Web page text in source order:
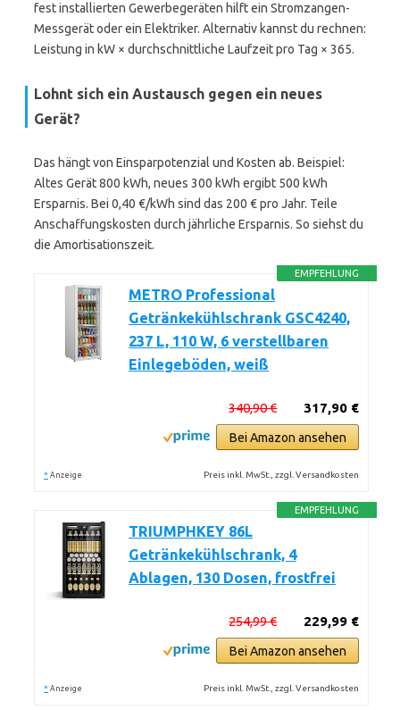
fest installierten Gewerbegeräten hilft ein Stromzangen-
Messgerät oder ein Elektriker. Alternativ kannst du rechnen:
Leistung in kW × durchschnittliche Laufzeit pro Tag × 365.
Lohnt sich ein Austausch gegen ein neues
Gerät?
Das hängt von Einsparpotenzial und Kosten ab. Beispiel:
Altes Gerät 800 kWh, neues 300 kWh ergibt 500 kWh
Ersparnis. Bei 0,40 €/kWh sind das 200 € pro Jahr. Teile
Anschaffungskosten durch jährliche Ersparnis. So siehst du
die Amortisationszeit.
EMPFEHLUNG
METRO Professional
Getränkekühlschrank GSC4240,
237 L, 110 W, 6 verstellbaren
Einlegeböden, weiß
317,90 €
340,90 €
Bei Amazon ansehen
* Anzeige Preis inkl. MwSt., zzgl. Versandkosten
EMPFEHLUNG
TRIUMPHKEY 86L
Getränkekühlschrank, 4
Ablagen, 130 Dosen, frostfrei
229,99 €
254,99 €
Bei Amazon ansehen
* Anzeige Preis inkl. MwSt., zzgl. Versandkosten